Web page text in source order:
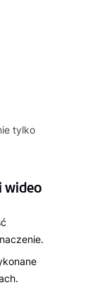
tylko
wideo